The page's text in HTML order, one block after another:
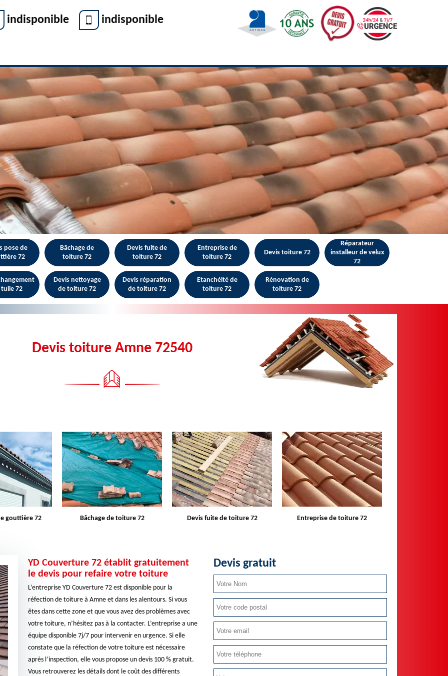
indisponible indisponible
pose de
72
Bâchage de
toiture 72
Devis fuite de
toiture 72
Entreprise de
toiture 72
Devis toiture 72
Réparateur
installeur de velux
72
72
Devis nettoyage
de toiture 72
Devis réparation
de toiture 72
Etanchéité de
toiture 72
Rénovation de
toiture 72
Devis toiture Amne 72540
toiture 72 Devis fuite de toiture 72 Entreprise de toiture 72 Devis toiture 72
YD Couverture 72 établit gratuitement
le devis pour refaire votre toiture
L’entreprise YD Couverture 72 est disponible pour la
réfection de toiture à Amne et dans les alentours. Si vous
êtes dans cette zone et que vous avez des problèmes avec
votre toiture, n’hésitez pas à la contacter. L’entreprise a une
équipe disponible 7j/7 pour intervenir en urgence. Si elle
constate que la réfection de votre toiture est nécessaire
après l’inspection, elle vous propose un devis 100 % gratuit.
Vous retrouverez les détails dont le coût des différents
Devis gratuit